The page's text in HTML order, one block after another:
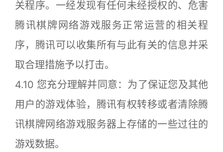
关程序。一经发现有任何未经授权的、危害
腾讯棋牌网络游戏服务正常运营的相关程
序，腾讯可以收集所有与此有关的信息并采
取合理措施予以打击。
4.10 您充分理解并同意：为了保证您及其他
用户的游戏体验，腾讯有权转移或者清除腾
讯棋牌网络游戏服务器上存储的一些过往的
游戏数据。